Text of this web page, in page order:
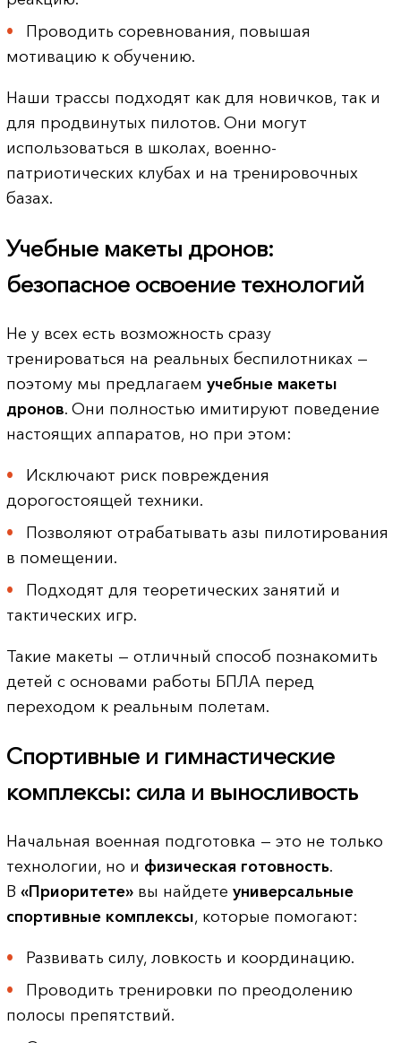
Проводить соревнования, повышая
мотивацию к обучению.
Наши трассы подходят как для новичков, так и
для продвинутых пилотов. Они могут
использоваться в школах, военно-
патриотических клубах и на тренировочных
базах.
Учебные макеты дронов:
безопасное освоение технологий
Не у всех есть возможность сразу
тренироваться на реальных беспилотниках —
поэтому мы предлагаемучебные макеты
дронов. Они полностью имитируют поведение
настоящих аппаратов, но при этом:
Исключают риск повреждения
дорогостоящей техники.
Позволяют отрабатывать азы пилотирования
в помещении.
Подходят для теоретических занятий и
тактических игр.
Такие макеты — отличный способ познакомить
детей с основами работы БПЛА перед
переходом к реальным полетам.
Спортивные и гимнастические
комплексы: сила и выносливость
Начальная военная подготовка — это не только
технологии, но и физическая готовность.
В«Приоритете» вы найдетеуниверсальные
спортивные комплексы, которые помогают:
Развивать силу, ловкость и координацию.
Проводить тренировки по преодолению
полосы препятствий.